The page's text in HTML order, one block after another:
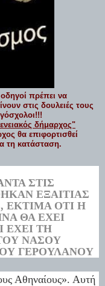
πρέπει να
στις δουλειές τους
δήμαρχος"
θα επιφορτισθεί
τη κατάσταση.
ΣΤΙΣ
ΕΞΑΙΤΊΑΣ
ΕΚΤΙΜΆ ΌΤΙ Η
ΘΑ ΈΧΕΙ
ΈΧΕΙ ΤΗ
ΝΆΣΟΥ
ΓΕΡΟΥΛΆΝΟΥ
Αθηναίους». Αυτή